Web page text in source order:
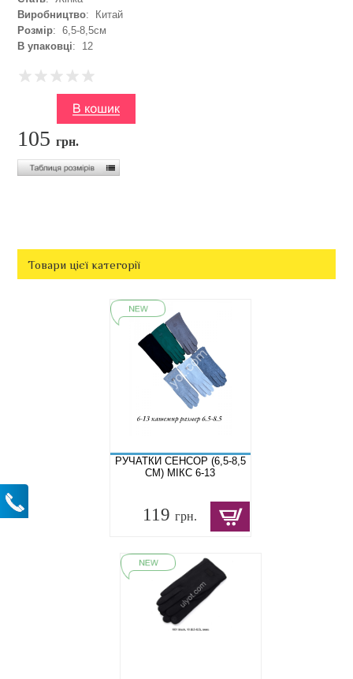
Виробництво: Китай
Розмір: 6,5-8,5см
В упаковці: 12
105грн.
Товари цієї категорії
РУЧАТКИ СЕНСОР (6,5-8,5
СМ) МІКС 6-13
119грн.